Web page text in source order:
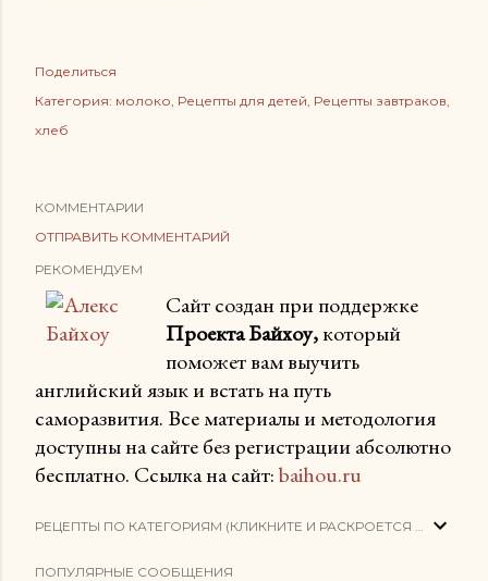
Поделиться
Категория: молоко Рецепты для детей Рецепты завтраков
хлеб
КОММЕНТАРИИ
ОТПРАВИТЬ КОММЕНТАРИЙ
РЕКОМЕНДУЕМ
Сайт создан при поддержке
Проекта Байхоу,который
поможет вам выучить
английский язык и встать на путь
саморазвития. Все материалы и методология
доступны на сайте без регистрации абсолютно
бесплатно. Ссылка на сайт:baihou.ru
ПОПУЛЯРНЫЕ СООБЩЕНИЯ